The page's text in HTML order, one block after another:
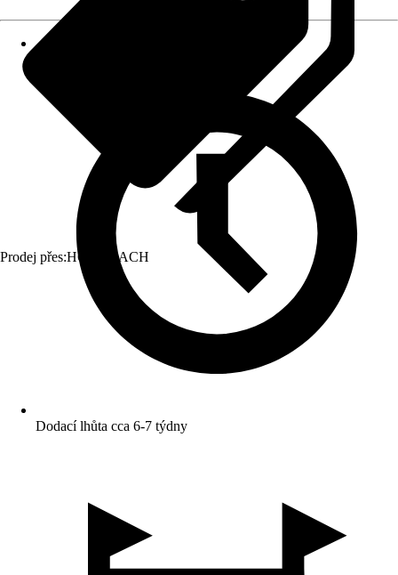
Prodej přes:HORNBACH
Dodací lhůta cca 6-7 týdny